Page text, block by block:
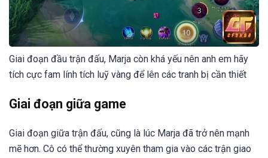
Giai đoạn đầu trận đấu, Marja còn khá yếu nên anh em hãy
tích cực fam lính tích luỹ vàng để lên các tranh bị cần thiết
Giai đoạn giữa game
Giai đoạn giữa trận đấu, cũng là lúc Marja đã trở nên mạnh
mẽ hơn. Cô có thể thường xuyên tham gia vào các trận giao